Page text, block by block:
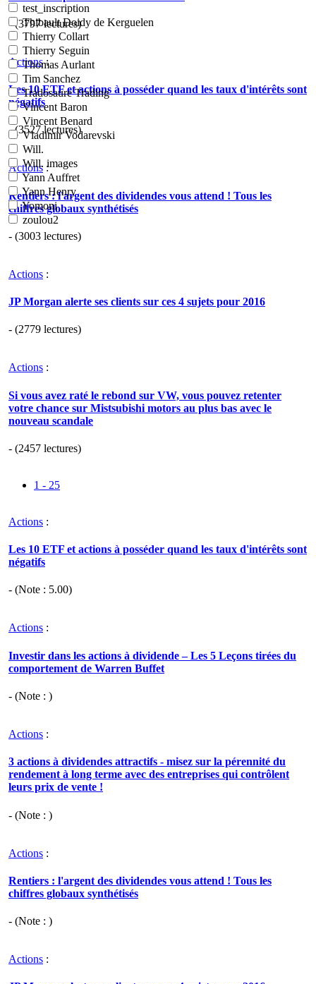
test_inscription
Thibault Doidy de Kerguelen
Thierry Collart
Thierry Seguin
Thomas Aurlant
Tim Sanchez
Tradosaure Trading
Vincent Baron
Vincent Benard
Vladimir Vodarevski
Will.
Will. images
Yann Auffret
Yann Henry
Yomoni
zoulou2
- (3797 lectures)
Actions:
Les 10 ETF et actions à posséder quand les taux d'intérêts sont
négatifs
- (3527 lectures)
Actions :
Rentiers : l'argent des dividendes vous attend ! Tous les
chiffres globaux synthétisés
- (3003 lectures)
Actions :
JP Morgan alerte ses clients sur ces 4 sujets pour 2016
- (2779 lectures)
Actions :
Si vous avez raté le rebond sur VW, vous pouvez retenter
votre chance sur Mistsubishi motors au plus bas avec le
nouveau scandale
- (2457 lectures)
1 - 25
Actions :
Les 10 ETF et actions à posséder quand les taux d'intérêts sont
négatifs
- (Note : 5.00)
Actions :
Investir dans les actions à dividende – Les 5 Leçons tirées du
comportement de Warren Buffet
- (Note : )
Actions :
3 actions à dividendes attractifs - misez sur la pérennité du
rendement à long terme avec des entreprises qui contrôlent
leurs prix de vente !
- (Note : )
Actions :
Rentiers : l'argent des dividendes vous attend ! Tous les
chiffres globaux synthétisés
- (Note : )
Actions :